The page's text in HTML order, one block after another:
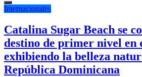
Internacionales
Catalina Sugar Beach se
destino de primer nivel en
exhibiendo la belleza
República Dominicana